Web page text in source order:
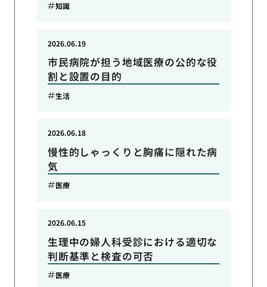
知識
市民病院が担う地域医療の公的な役
割と設置の目的
2026.06.19
生活
慢性的しゃっくりと胸痛に隠れた病
気
2026.06.18
医療
生理中の婦人科受診における適切な
判断基準と検査の可否
2026.06.15
医療